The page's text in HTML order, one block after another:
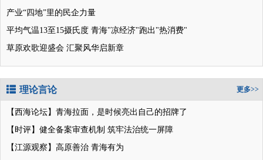
产业“四地”里的民企力量
平均气温13至15摄氏度 青海"凉经济"跑出"热消费"
草原欢歌迎盛会 汇聚风华启新章
理论言论 更多>>
【西海论坛】青海拉面，是时候亮出自己的招牌了
【时评】健全备案审查机制 筑牢法治统一屏障
【江源观察】高原善治 青海有为